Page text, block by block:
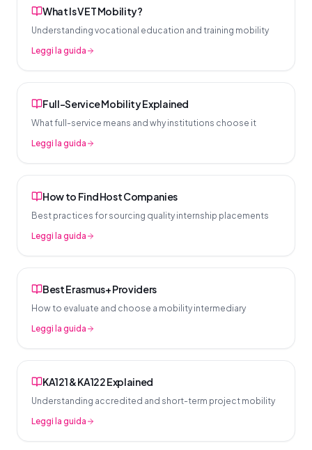
What Is VET Mobility?
Understanding vocational education and training mobility
Leggi la guida
Full-Service Mobility Explained
What full-service means and why institutions choose it
Leggi la guida
How to Find Host Companies
Best practices for sourcing quality internship placements
Leggi la guida
Best Erasmus+ Providers
How to evaluate and choose a mobility intermediary
Leggi la guida
KA121 & KA122 Explained
Understanding accredited and short-term project mobility
Leggi la guida